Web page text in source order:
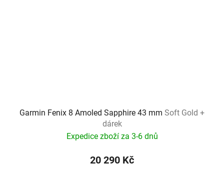
Garmin Fenix 8 Amoled Sapphire 43 mm Soft Gold +
dárek
Expedice zboží za 3-6 dnů
20 290 Kč